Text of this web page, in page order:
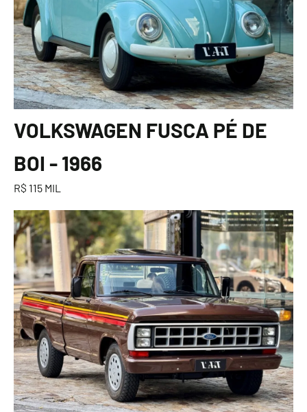
VOLKSWAGEN FUSCA PÉ DE
BOI - 1966
R$ 115 MIL